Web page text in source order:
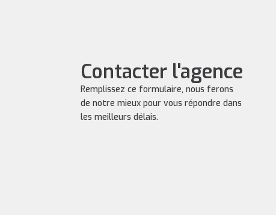
Contacter l'agence
Remplissez ce formulaire, nous ferons
de notre mieux pour vous répondre dans
les meilleurs délais.